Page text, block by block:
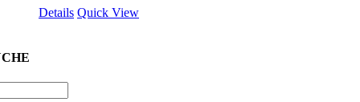
Details Quick View